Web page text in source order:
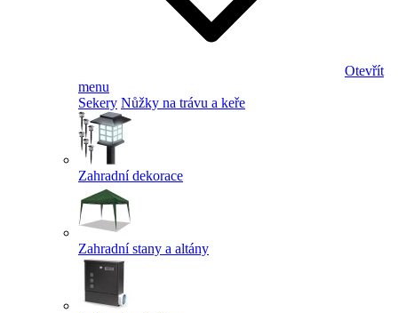
Otevřít
menu
Sekery Nůžky na trávu a keře
Zahradní dekorace
Zahradní stany a altány